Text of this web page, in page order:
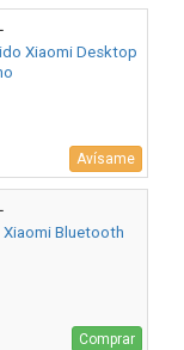
Xiaomi Desktop
Avísame
Bluetooth
Comprar